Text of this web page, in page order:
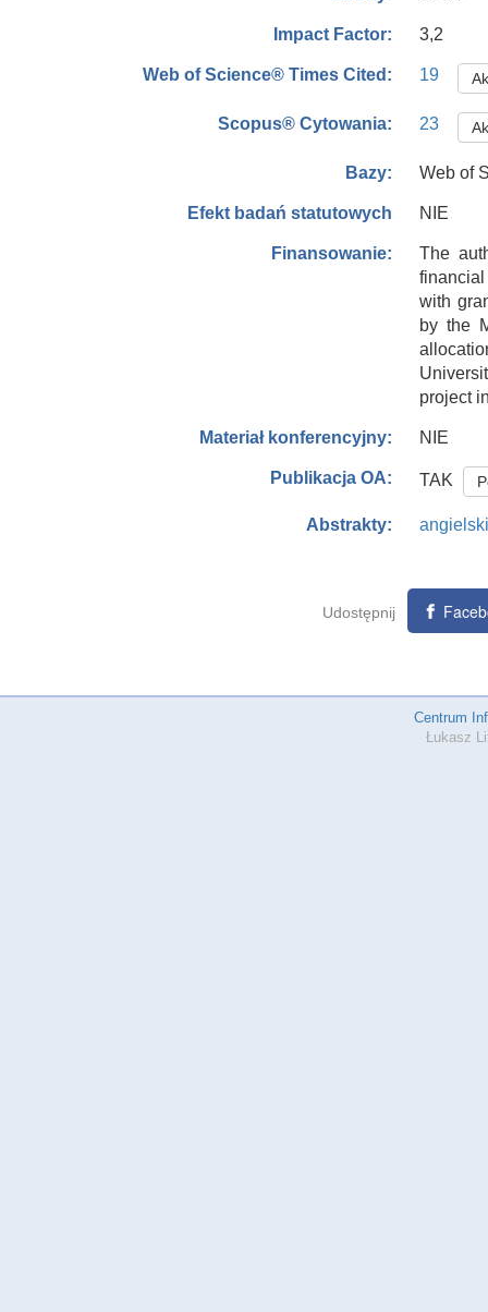
Impact Factor: 3,2
Web of Science® Times Cited: 19
Scopus® Cytowania: 23
Bazy: Web of
Efekt badań statutowych NIE
Finansowanie:
The
with
by the
project
Materiał konferencyjny: NIE
Publikacja OA: TAK
Abstrakty: angielski
Udostępnij
Centrum
Łukasz